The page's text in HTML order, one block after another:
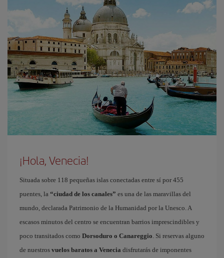
¡Hola, Venecia!
Situada sobre 118 pequeñas islas conectadas entre sí por 455
puentes, la “ciudad de los canales” es una de las maravillas del
mundo, declarada Patrimonio de la Humanidad por la Unesco. A
escasos minutos del centro se encuentran barrios imprescindibles y
poco transitados como Dorsoduro o Canareggio. Si reservas alguno
de nuestros vuelos baratos a Venecia disfrutarás de imponentes